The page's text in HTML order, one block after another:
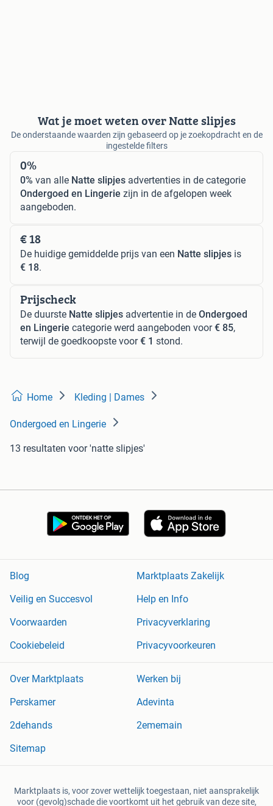
Wat je moet weten over Natte slipjes
De onderstaande waarden zijn gebaseerd op je zoekopdracht en de
ingestelde filters
0%
0% van alle Natte slipjes advertenties in de categorie
Ondergoed en Lingerie zijn in de afgelopen week
aangeboden.
€ 18
De huidige gemiddelde prijs van een Natte slipjes is
€ 18.
Prijscheck
De duurste Natte slipjes advertentie in de Ondergoed
en Lingerie categorie werd aangeboden voor€ 85,
terwijl de goedkoopste voor€ 1 stond.
Home Kleding | Dames
Ondergoed en Lingerie
13 resultaten voor 'natte slipjes'
Blog
Marktplaats Zakelijk
Veilig en Succesvol
Help en Info
Voorwaarden
Privacyverklaring
Cookiebeleid
Privacyvoorkeuren
Over Marktplaats
Werken bij
Perskamer
Adevinta
2dehands
2ememain
Sitemap
Marktplaats is, voor zover wettelijk toegestaan, niet aansprakelijk
voor (gevolg)schade die voortkomt uit het gebruik van deze site,